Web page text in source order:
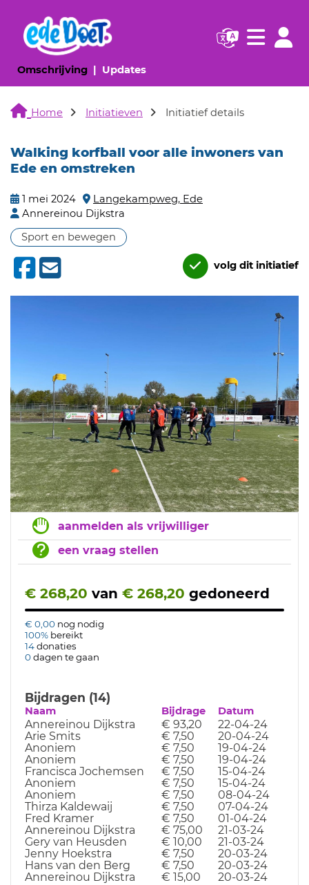
Omschrijving(huidige pagina)
Updates(huidige pagina)
Navigatie
Home Initiatieven Initiatief details
Walking korfball voor alle inwoners van
Ede en omstreken
1 mei 2024
Langekampweg, Ede
Annereinou Dijkstra
Sport en bewegen
volg dit initiatief
aanmelden als vrijwilliger
een vraag stellen
€ 268,20 van € 268,20 gedoneerd
€ 0,00 nog nodig
100% bereikt
14donaties
0dagen te gaan
Bijdragen (14)
Naam Bijdrage Datum
Annereinou Dijkstra € 93,20
22-04-24
Arie Smits
€ 7,50
20-04-24
Anoniem
€ 7,50
19-04-24
Anoniem
€ 7,50
19-04-24
Francisca Jochemsen
€ 7,50
15-04-24
Anoniem
€ 7,50
15-04-24
Anoniem
€ 7,50
08-04-24
Thirza Kaldewaij
€ 7,50
07-04-24
Fred Kramer
€ 7,50
01-04-24
Annereinou Dijkstra
€ 75,00
21-03-24
Gery van Heusden
€ 10,00
21-03-24
Jenny Hoekstra
€ 7,50
20-03-24
Hans van den Berg
€ 7,50
20-03-24
Annereinou Dijkstra
€ 15,00 20-03-24